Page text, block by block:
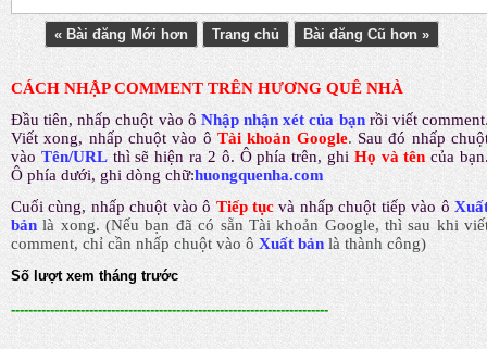
« Bài đăng Mới hơn Trang chủ Bài đăng Cũ hơn »
CÁCH NHẬP COMMENT TRÊN HƯƠNG QUÊ NHÀ
Đầu tiên, nhấp chuột vào ô Nhập nhận xét của bạn rồi viết comment
Viết xong, nhấp chuột vào ô Tài khoản Google. Sau đó nhấp
vào Tên/URL thì sẽ hiện ra 2 ô. Ô phía trên, ghi Họ và tên của
Ô phía dưới, ghi dòng chữ:huongquenha.com
Cuối cùng, nhấp chuột vào ô Tiếp tục và nhấp chuột tiếp vào ô
bản là xong.(Nếu bạn đã có sẵn Tài khoản Google, thì sau khi
comment, chỉ cần nhấp chuột vào ô Xuất bảnlà thành công)
Số lượt xem tháng trước
-------------------------------------------------------------------------